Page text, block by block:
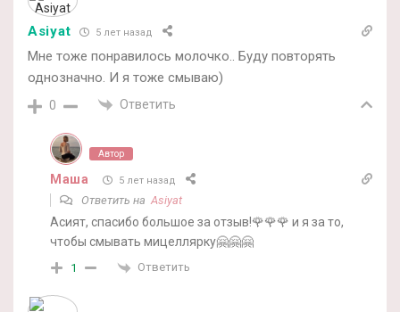
Asiyat 5 лет назад
Мне тоже понравилось молочко.. Буду повторять
однозначно. И я тоже смываю)
0 Ответить
Автор
Маша 5 лет назад
Ответить наAsiyat
Асият, спасибо большое за отзыв!🌹🌹🌹 и я за то,
чтобы смывать мицеллярку🤗🤗🤗
1 Ответить